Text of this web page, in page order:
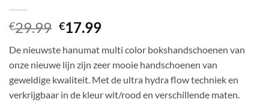
€29.99 Oorspronkelijke
was:
€29.99.
€17.99Huidige
is:
€17.99.
De nieuwste hanumat multi color bokshandschoenen van
onze nieuwe lijn zijn zeer mooie handschoenen van
geweldige kwaliteit. Met de ultra hydra flow techniek en
verkrijgbaar in de kleur wit/rood en verschillende maten.